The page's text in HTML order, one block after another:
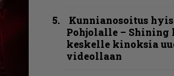
Kunnianosoitus
Pohjolalle – Shining
keskelle kinoksia
videollaan